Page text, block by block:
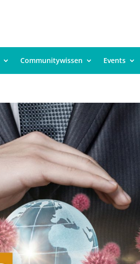
Communitywissen Events